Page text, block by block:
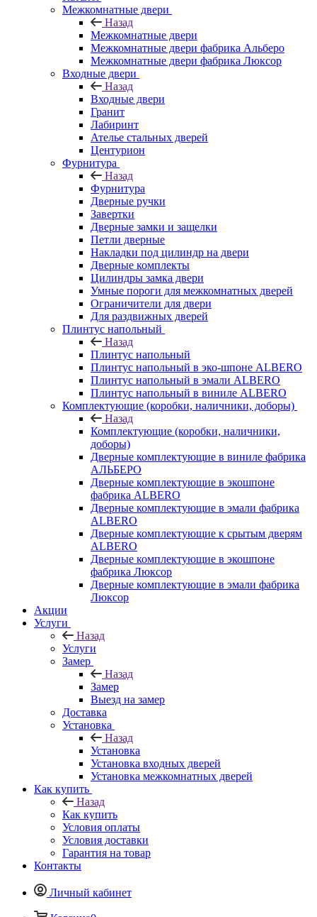
Межкомнатные двери
Назад
Межкомнатные двери
Межкомнатные двери фабрика Альберо
Межкомнатные двери фабрика Люксор
Входные двери
Назад
Входные двери
Гранит
Лабиринт
Ателье стальных дверей
Центурион
Фурнитура
Назад
Фурнитура
Дверные ручки
Завертки
Дверные замки и защелки
Петли дверные
Накладки под цилиндр на двери
Дверные комплекты
Цилиндры замка двери
Умные пороги для межкомнатных дверей
Ограничители для двери
Для раздвижных дверей
Плинтус напольный
Назад
Плинтус напольный
Плинтус напольный в эко-шпоне ALBERO
Плинтус напольный в эмали ALBERO
Плинтус напольный в виниле ALBERO
Комплектующие (коробки, наличники, доборы)
Назад
Комплектующие (коробки, наличники,
доборы)
Дверные комплектующие в виниле фабрика
АЛЬБЕРО
Дверные комплектующие в экошпоне
фабрика ALBERO
Дверные комплектующие в эмали фабрика
ALBERO
Дверные комплектующие к срытым дверям
ALBERO
Дверные комплектующие в экошпоне
фабрика Люксор
Дверные комплектующие в эмали фабрика
Люксор
Акции
Услуги
Назад
Услуги
Замер
Назад
Замер
Выезд на замер
Доставка
Установка
Назад
Установка
Установка входных дверей
Установка межкомнатных дверей
Как купить
Назад
Как купить
Условия оплаты
Условия доставки
Гарантия на товар
Контакты
Личный кабинет